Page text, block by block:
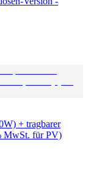
+ tragbarer
MwSt. für PV)